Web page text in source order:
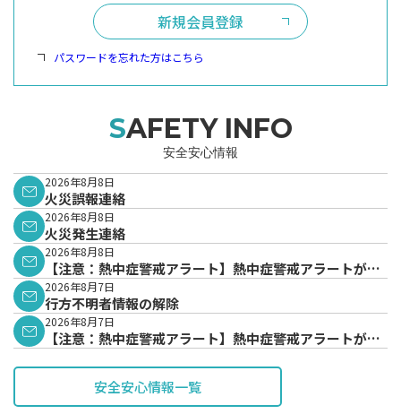
新規会員登録
パスワードを忘れた方はこちら
SAFETY INFO
安全安心情報
2026年8月8日
火災誤報連絡
2026年8月8日
火災発生連絡
2026年8月8日
【注意：熱中症警戒アラート】熱中症警戒アラートが発
表されています。
2026年8月7日
行方不明者情報の解除
2026年8月7日
【注意：熱中症警戒アラート】熱中症警戒アラートが発
安全安心情報一覧